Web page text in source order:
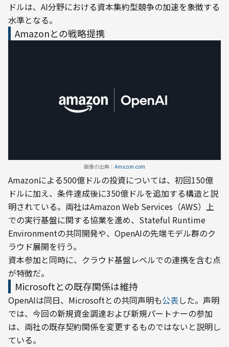
ドルは、AI分野における資本集約型競争の加速を象徴する
水準となる。
Amazonとの戦略提携
画像の出典： Amazon.com
Amazonによる500億ドルの投資については、初回150億
ドルに加え、条件達成後に350億ドルを追加する構造と説
明されている。両社はAmazon Web Services（AWS）上
での実行基盤に関する協業を進め、Stateful Runtime
Environmentの共同開発や、OpenAIの先端モデル群のク
ラウド展開を行う。
資本参加と同時に、クラウド基盤レベルでの連携を含む点
が特徴だ。
Microsoftとの既存関係は維持
OpenAIは同日、Microsoftとの共同声明も公表した。声明
では、今回の新規資金調達および新規パートナーの参加
は、両社の既存契約関係を変更するものではないと説明し
ている。